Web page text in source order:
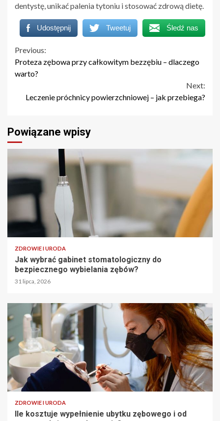
dentystę, unikać palenia tytoniu i stosować zdrową dietę.
Udostępnij Tweetuj Śledź nas
Continue
Reading
Previous:
Proteza zębowa przy całkowitym bezzębiu – dlaczego
warto?
Next:
Leczenie próchnicy powierzchniowej – jak przebiega?
Powiązane wpisy
ZDROWIE I URODA
Jak wybrać gabinet stomatologiczny do
bezpiecznego wybielania zębów?
31 lipca, 2026
ZDROWIE I URODA
Ile kosztuje wypełnienie ubytku zębowego i od